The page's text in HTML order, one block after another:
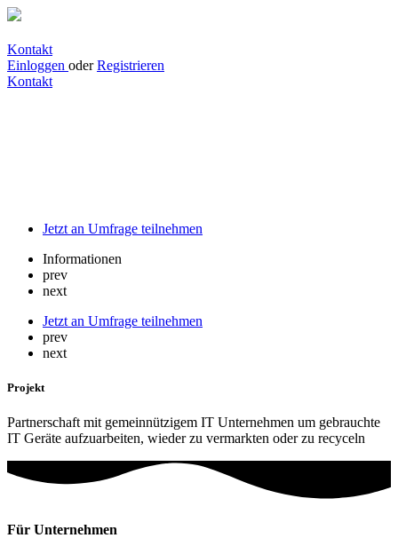
Kontakt
Einloggen oder Registrieren
Kontakt
Jetzt an Umfrage teilnehmen
Informationen
prev
next
Jetzt an Umfrage teilnehmen
prev
next
Projekt
Partnerschaft mit gemeinnützigem IT Unternehmen um gebrauchte
IT Geräte aufzuarbeiten, wieder zu vermarkten oder zu recyceln
Für Unternehmen